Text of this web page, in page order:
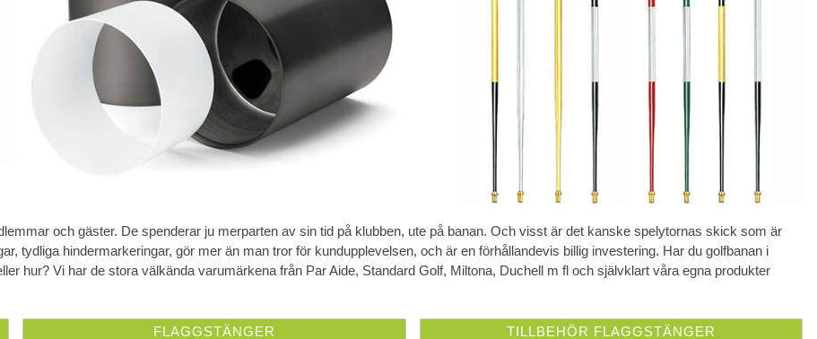
och gäster. De spenderar ju merparten av sin tid på klubben, ute på banan. Och visst är det kanske spelytornas skick som är
tydliga hindermarkeringar, gör mer än man tror för kundupplevelsen, och är en förhållandevis billig investering. Har du golfbanan i
hur? Vi har de stora välkända varumärkena från Par Aide, Standard Golf, Miltona, Duchell m fl och självklart våra egna produkter
FLAGGSTÄNGER TILLBEHÖR FLAGGSTÄNGER